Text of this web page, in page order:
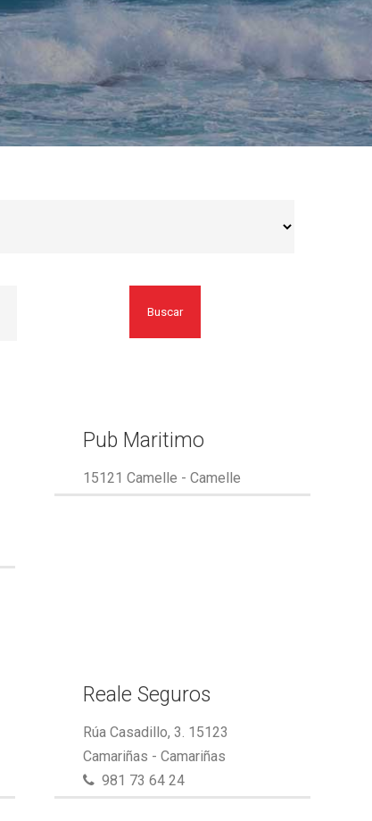
Buscar
Pub Maritimo
15121 Camelle - Camelle
Reale Seguros
Rúa Casadillo, 3. 15123
Camariñas - Camariñas
981 73 64 24